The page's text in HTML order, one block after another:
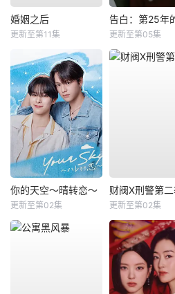
婚姻之后
更新至第11集
告白：第25年
更新至第05集
你的天空～晴转恋～
更新至第02集
财阀X刑警第
更新至第02集